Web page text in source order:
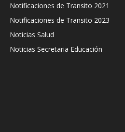
Notificaciones de Transito 2021
Notificaciones de Transito 2023
Noticias Salud
Noticias Secretaria Educación